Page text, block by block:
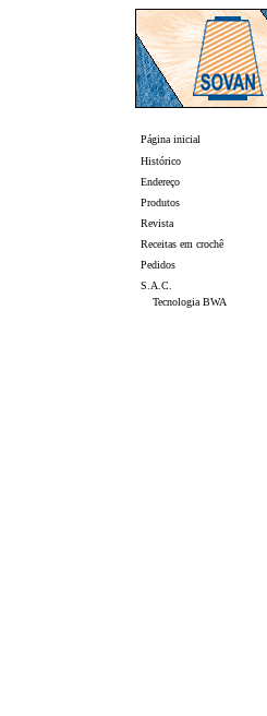
Página inicial
Histórico
Endereço
Produtos
Revista
Receitas em crochê
Pedidos
S.A.C.
Tecnologia BWA